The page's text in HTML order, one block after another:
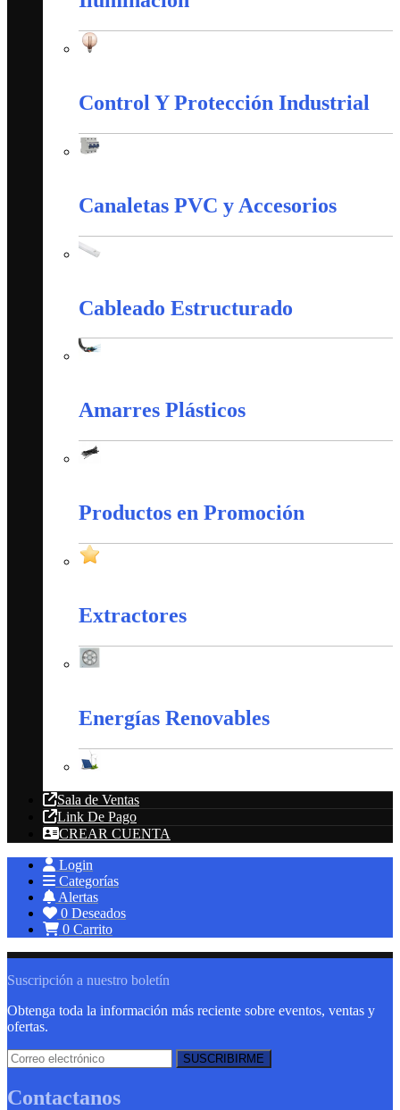
Control Y Protección Industrial
Canaletas PVC y Accesorios
Cableado Estructurado
Amarres Plásticos
Productos en Promoción
Extractores
Energías Renovables
Sala de Ventas
Link De Pago
CREAR CUENTA
Login
Categorías
Alertas
0 Deseados
0 Carrito
Suscripción a nuestro boletín
Obtenga toda la información más reciente sobre eventos, ventas y
ofertas.
Contactanos